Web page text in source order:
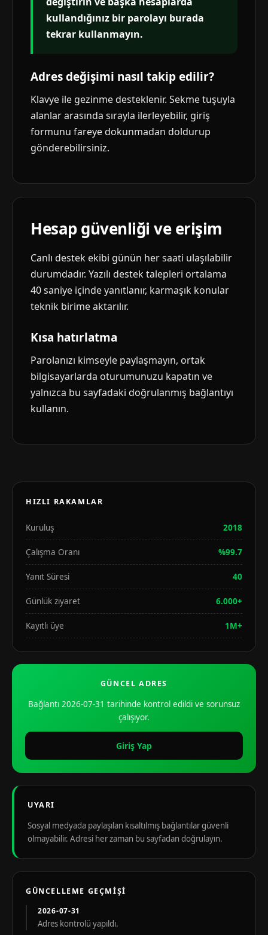
kullandığınız bir parolayı burada
tekrar kullanmayın.
Adres değişimi nasıl takip edilir?
Klavye ile gezinme desteklenir. Sekme tuşuyla
alanlar arasında sırayla ilerleyebilir, giriş
formunu fareye dokunmadan doldurup
gönderebilirsiniz.
Hesap güvenliği ve erişim
Canlı destek ekibi günün her saati ulaşılabilir
durumdadır. Yazılı destek talepleri ortalama
40 saniye içinde yanıtlanır, karmaşık konular
teknik birime aktarılır.
Kısa hatırlatma
Parolanızı kimseyle paylaşmayın, ortak
bilgisayarlarda oturumunuzu kapatın ve
yalnızca bu sayfadaki doğrulanmış bağlantıyı
kullanın.
HIZLI RAKAMLAR
Kuruluş 2018
Çalışma Oranı %99.7
Yanıt Süresi 40
Günlük ziyaret 6.000+
Kayıtlı üye 1M+
GÜNCEL ADRES
Bağlantı 2026-07-31 tarihinde kontrol edildi ve sorunsuz
çalışıyor.
Giriş Yap
UYARI
Sosyal medyada paylaşılan kısaltılmış bağlantılar güvenli
olmayabilir. Adresi her zaman bu sayfadan doğrulayın.
GÜNCELLEME GEÇMIŞI
2026-07-31
Adres kontrolü yapıldı.